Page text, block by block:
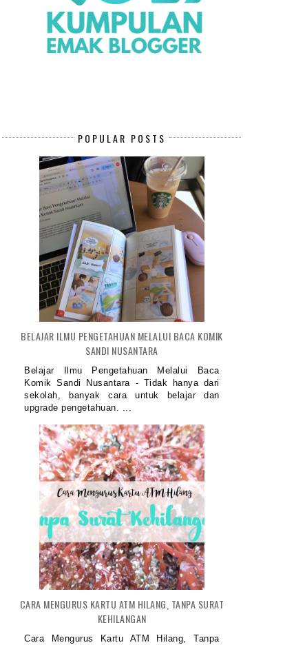
APLIKASI VIRGO: SAHABAT EMAK-
EMAK Y...
NUMPANG FOTO DI BUKU
POPULAR POSTS
BELAJAR ILMU PENGETAHUAN MELALUI BACA KOMIK
SANDI NUSANTARA
Belajar Ilmu Pengetahuan Melalui Baca
Komik Sandi Nusantara - Tidak hanya dari
sekolah, banyak cara untuk belajar dan
upgrade pengetahuan. ...
CARA MENGURUS KARTU ATM HILANG, TANPA SURAT
KEHILANGAN
Cara Mengurus Kartu ATM Hilang, Tanpa